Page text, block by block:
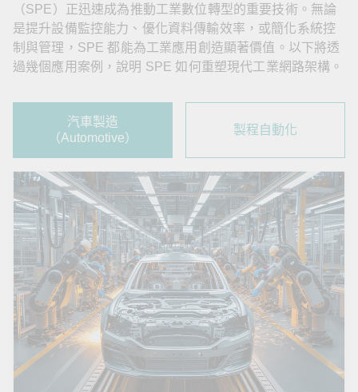
（SPE）正迅速成為推動工業數位轉型的重要技術。無論
是提升設備監控能力、優化資料傳輸效率，或簡化系統控
制與管理，SPE 都能為工業應用創造顯著價值。以下將透
過幾個應用案例，說明 SPE 如何重塑現代工業網路架構。
汽車製造
（Automotive）
製程自動化